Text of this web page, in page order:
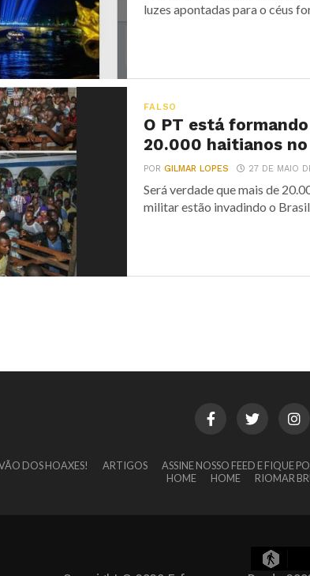
luzes apontadas para o céus
FALSO
O PT está
20.000 haitianos
PORGILMAR LOPES 27 DE MAIO
Será verdade que mais de
militar estão invadindo o Brasil
DOS HOAXES! ARTIGOS ASSINE NOSSO FEED E FIQUE
HOME
HOME RIOMAR